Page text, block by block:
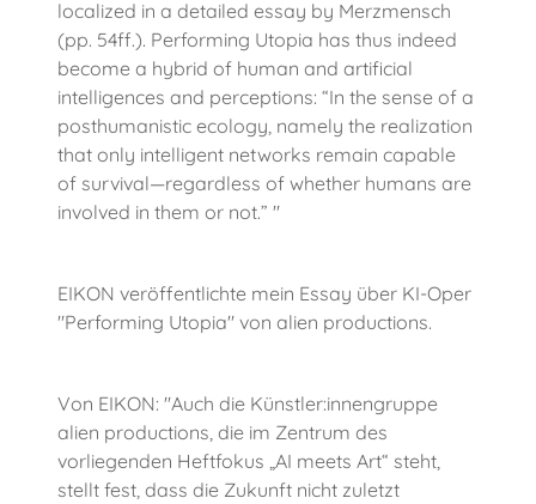
localized in a detailed essay by Merzmensch
(pp. 54ff.). Performing Utopia has thus indeed
become a hybrid of human and artificial
intelligences and perceptions: “In the sense of a
posthumanistic ecology, namely the realization
that only intelligent networks remain capable
of survival—regardless of whether humans are
involved in them or not.” "
EIKON veröffentlichte mein Essay über KI-Oper
"Performing Utopia" von alien productions.
Von EIKON: "Auch die Künstler:innengruppe
alien productions, die im Zentrum des
vorliegenden Heftfokus „AI meets Art“ steht,
stellt fest, dass die Zukunft nicht zuletzt